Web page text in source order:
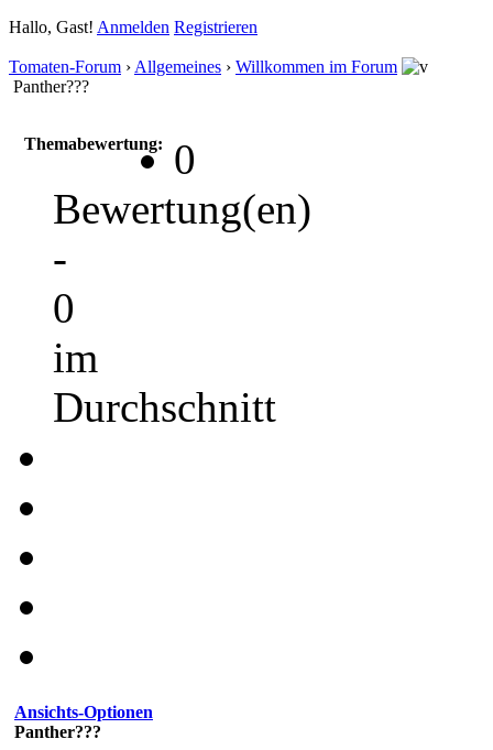
Hallo, Gast! Anmelden Registrieren
Tomaten-Forum › Allgemeines › Willkommen im Forum
Panther???
Themabewertung:
0
Bewertung(en)
-
0
im
Durchschnitt
Ansichts-Optionen
Panther???